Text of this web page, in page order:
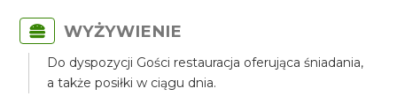
WYŻYWIENIE
Do dyspozycji Gości restauracja oferująca śniadania,
a także posiłki w ciągu dnia.